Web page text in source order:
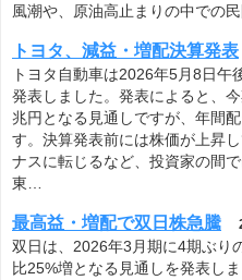
風潮や、原油高止まりの中での
トヨタ、減益・増配決算発表
トヨタ自動車は2026年5月8日
発表しました。発表によると、
兆円となる見通しですが、年間
す。決算発表前には株価が上昇
ナスに転じるなど、投資家の間
東…
最高益・増配で双日株急騰
双日は、2026年3月期に4期ぶり
比25%増となる見通しを発表し